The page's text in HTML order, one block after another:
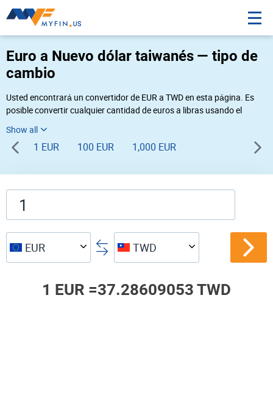
Euro a Nuevo dólar taiwanés — tipo de
cambio
Usted encontrará un convertidor de EUR a TWD en esta página. Es
posible convertir cualquier cantidad de euros a libras usando el
usted necesita una conversión inversa, vaya al convertidor de pares
deTWD EUR.
1 EUR 100 EUR 1,000 EUR
EUR TWD
1 EUR =37.28609053 TWD